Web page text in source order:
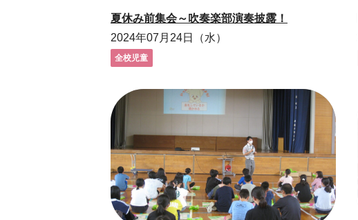
夏休み前集会～吹奏楽部演奏披露！
2024年07月24日（水）
全校児童